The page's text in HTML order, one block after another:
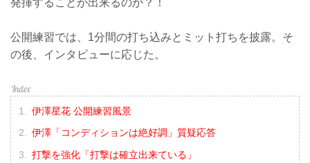
公開練習では、1分間の打ち込みとミット打ちを披露。そ
の後、インタビューに応じた。
伊澤星花 公開練習風景
伊澤「コンディションは絶好調」質疑応答
打撃を強化「打撃は確立出来ている」